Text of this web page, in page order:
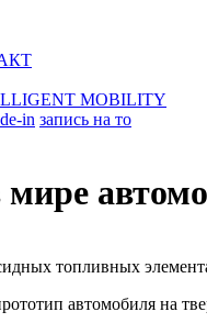
MOBILITY
in запись на то
автомобиля на